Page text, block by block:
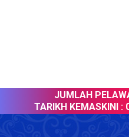
JUMLAH
TARIKH KEMASKINI :